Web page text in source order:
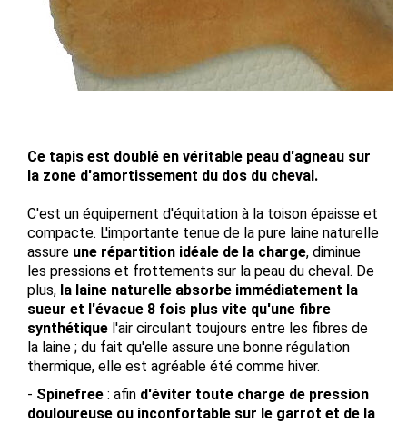
Ce tapis est doublé en véritable peau d'agneau sur
la zone d'amortissement du dos du cheval.
C'est un équipement d'équitation à la toison épaisse et
compacte. L'importante tenue de la pure laine naturelle
assure une répartition idéale de la charge, diminue
les pressions et frottements sur la peau du cheval. De
plus, la laine naturelle absorbe immédiatement la
sueur et l'évacue 8 fois plus vite qu'une fibre
synthétique l'air circulant toujours entre les fibres de
la laine ; du fait qu'elle assure une bonne régulation
thermique, elle est agréable été comme hiver.
- Spinefree : afin d'éviter toute charge de pression
douloureuse ou inconfortable sur le garrot et de la